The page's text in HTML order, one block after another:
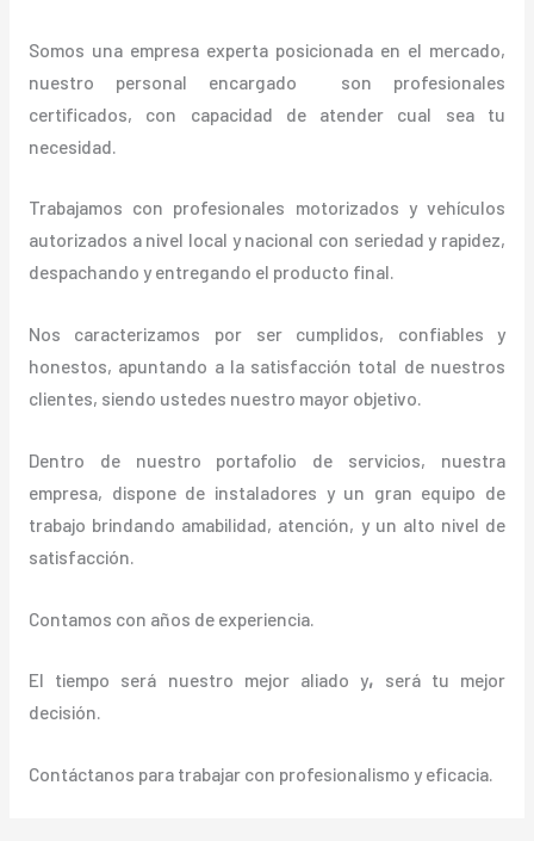
Somos una empresa experta posicionada en el mercado,
nuestro personal encargado son profesionales
certificados, con capacidad de atender cual sea tu
necesidad.
Trabajamos con profesionales motorizados y vehículos
autorizados a nivel local y nacional con seriedad y rapidez,
despachando y entregando el producto final.
Nos caracterizamos por ser cumplidos, confiables y
honestos, apuntando a la satisfacción total de nuestros
clientes, siendo ustedes nuestro mayor objetivo.
Dentro de nuestro portafolio de servicios, nuestra
empresa, dispone de instaladores y un gran equipo de
trabajo brindando amabilidad, atención, y un alto nivel de
satisfacción.
Contamos con años de experiencia.
El tiempo será nuestro mejor aliado y, será tu mejor
decisión.
Contáctanos para trabajar con profesionalismo y eficacia.